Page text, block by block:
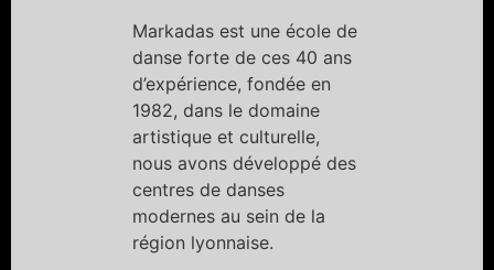
Markadas est une école de
danse forte de ces 40 ans
d’expérience, fondée en
1982, dans le domaine
artistique et culturelle,
nous avons développé des
centres de danses
modernes au sein de la
région lyonnaise.